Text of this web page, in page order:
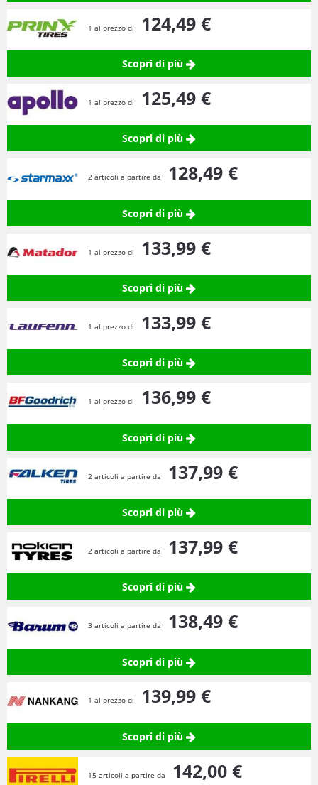
1 al prezzo di 124,49 €
Scopri di più
1 al prezzo di 125,49 €
Scopri di più
2 articoli a partire da 128,49 €
Scopri di più
1 al prezzo di 133,99 €
Scopri di più
1 al prezzo di 133,99 €
Scopri di più
1 al prezzo di 136,99 €
Scopri di più
2 articoli a partire da 137,99 €
Scopri di più
2 articoli a partire da 137,99 €
Scopri di più
3 articoli a partire da 138,49 €
Scopri di più
1 al prezzo di 139,99 €
Scopri di più
15 articoli a partire da 142,00 €